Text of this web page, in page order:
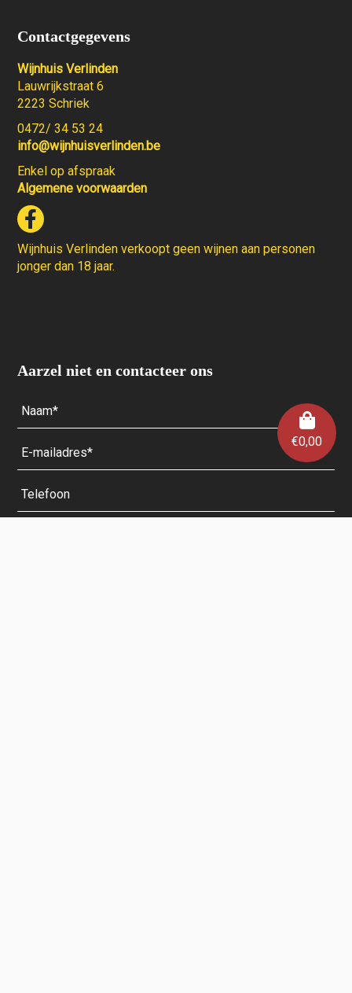
€0,00
Contactgegevens
Wijnhuis Verlinden
Lauwrijkstraat 6
2223 Schriek
0472/ 34 53 24
info@wijnhuisverlinden.be
Enkel op afspraak
Algemene voorwaarden
Wijnhuis Verlinden verkoopt geen wijnen aan personen
jonger dan 18 jaar.
Aarzel niet en contacteer ons